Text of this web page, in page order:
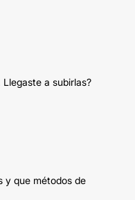
a subirlas?
y que métodos de